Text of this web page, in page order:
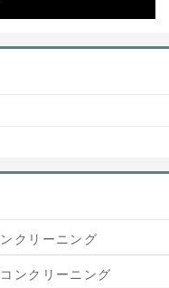
クリーニング
ンクリーニング